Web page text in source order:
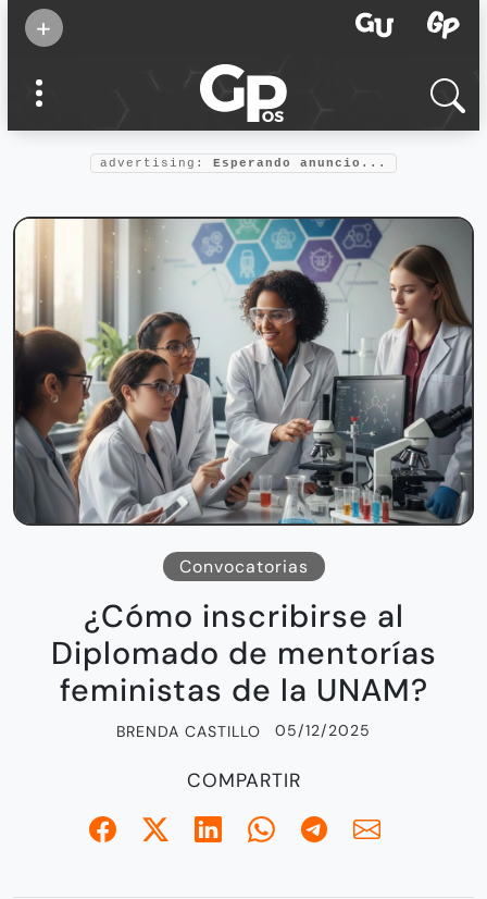
+
confianza
Foro salud
advertising: Esperando anuncio...
Convocatorias
¿Cómo inscribirse al
Diplomado de mentorías
feministas de la UNAM?
BRENDA CASTILLO 05/12/2025
COMPARTIR